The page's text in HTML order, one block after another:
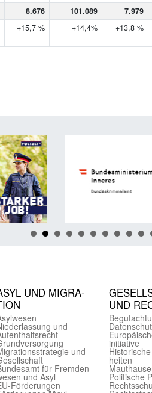
8.676 101.089 7.979
+15,7 % +14,4% +13,8 %
UND MIGRA­
und
und
für Fremden­
und Asyl
Förde­rungen
UND
initiative
heiten
Politische